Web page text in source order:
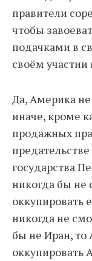
правители
чтобы
подачками в
своём участии
Да, Америка
иначе, кроме
продажных
государства
никогда бы не
оккупировать
никогда не
бы не Иран, то
оккупировать